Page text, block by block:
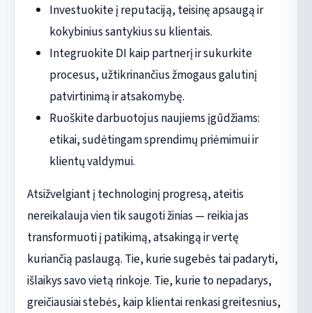
Investuokite į reputaciją, teisinę apsaugą ir
kokybinius santykius su klientais.
Integruokite DI kaip partnerį ir sukurkite
procesus, užtikrinančius žmogaus galutinį
patvirtinimą ir atsakomybę.
Ruoškite darbuotojus naujiems įgūdžiams:
etikai, sudėtingam sprendimų priėmimui ir
klientų valdymui.
Atsižvelgiant į technologinį progresą, ateitis
nereikalauja vien tik saugoti žinias — reikia jas
transformuoti į patikimą, atsakingą ir vertę
kuriančią paslaugą. Tie, kurie sugebės tai padaryti,
išlaikys savo vietą rinkoje. Tie, kurie to nepadarys,
greičiausiai stebės, kaip klientai renkasi greitesnius,